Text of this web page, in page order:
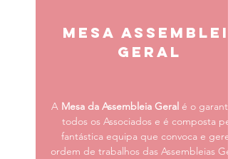
MESA
geral
A Mesa da Assembleia Geralé o
todos os Associados e é composta
fantástica equipa que convoca e gere
ordem de trabalhos das Assembleias